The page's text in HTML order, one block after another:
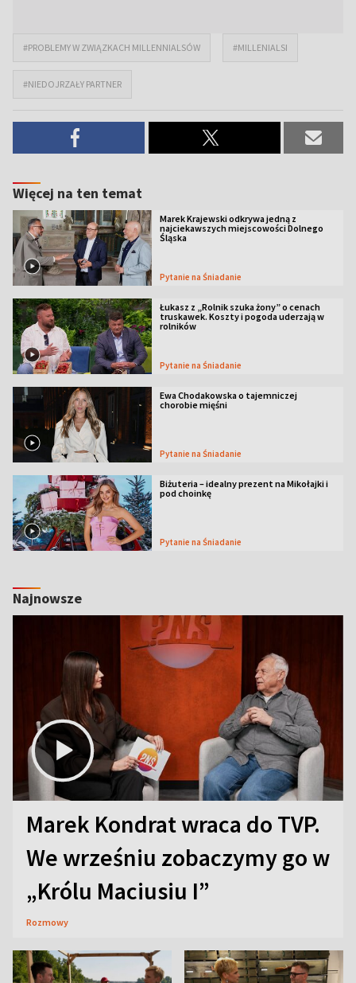
#PROBLEMY W ZWIĄZKACH MILLENNIALSÓW #MILLENIALSI
#NIEDOJRZAŁY PARTNER
Więcej na ten temat
Marek Krajewski odkrywa jedną z
najciekawszych miejscowości Dolnego
Śląska
Pytanie na Śniadanie
Łukasz z „Rolnik szuka żony” o cenach
truskawek. Koszty i pogoda uderzają w
rolników
Pytanie na Śniadanie
Ewa Chodakowska o tajemniczej
chorobie mięśni
Pytanie na Śniadanie
Biżuteria – idealny prezent na Mikołajki i
pod choinkę
Pytanie na Śniadanie
Najnowsze
Marek Kondrat wraca do TVP.
We wrześniu zobaczymy go w
„Królu Maciusiu I”
Rozmowy